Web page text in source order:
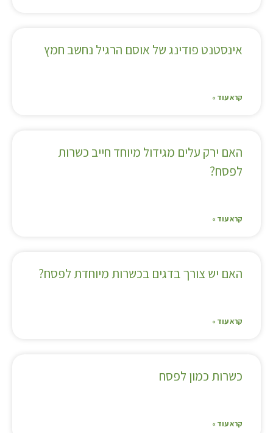
אינסטנט פודינג של אוסם הרגיל נחשב חמץ
קרא עוד »
האם ירק עלים מגידול מיוחד חייב כשרות
לפסח?
קרא עוד »
האם יש צורך בדגים בכשרות מיוחדת לפסח?
קרא עוד »
כשרות כמון לפסח
קרא עוד »